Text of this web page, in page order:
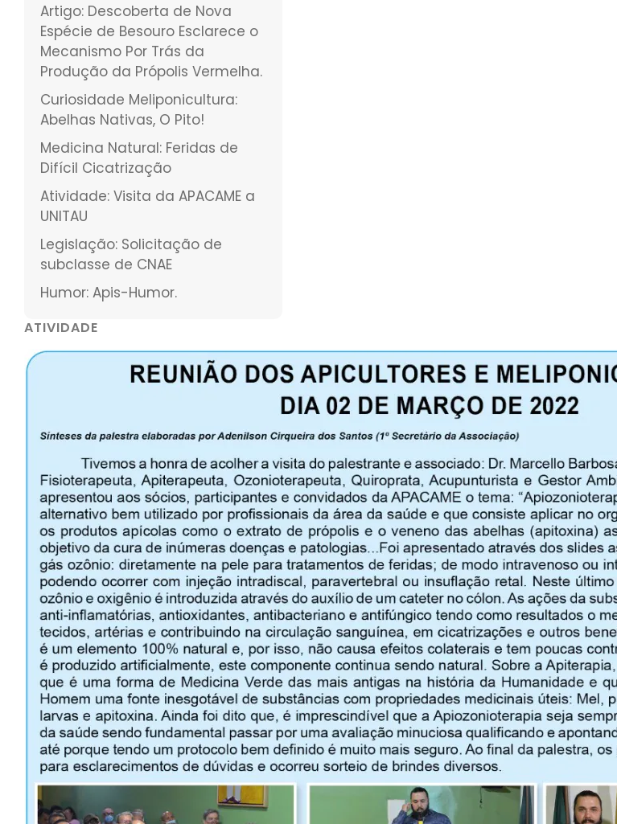
Artigo: Descoberta de Nova
Espécie de Besouro Esclarece o
Mecanismo Por Trás da
Produção da Própolis Vermelha.
Curiosidade Meliponicultura:
Abelhas Nativas, O Pito!
Medicina Natural: Feridas de
Difícil Cicatrização
Atividade: Visita da APACAME a
UNITAU
Legislação: Solicitação de
subclasse de CNAE
Humor: Apis-Humor.
ATIVIDADE